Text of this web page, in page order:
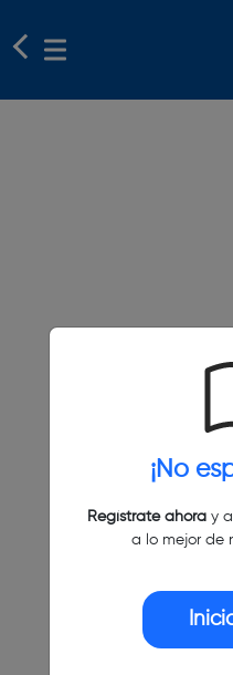
¡No
Regístrate ahoray
a lo mejor de